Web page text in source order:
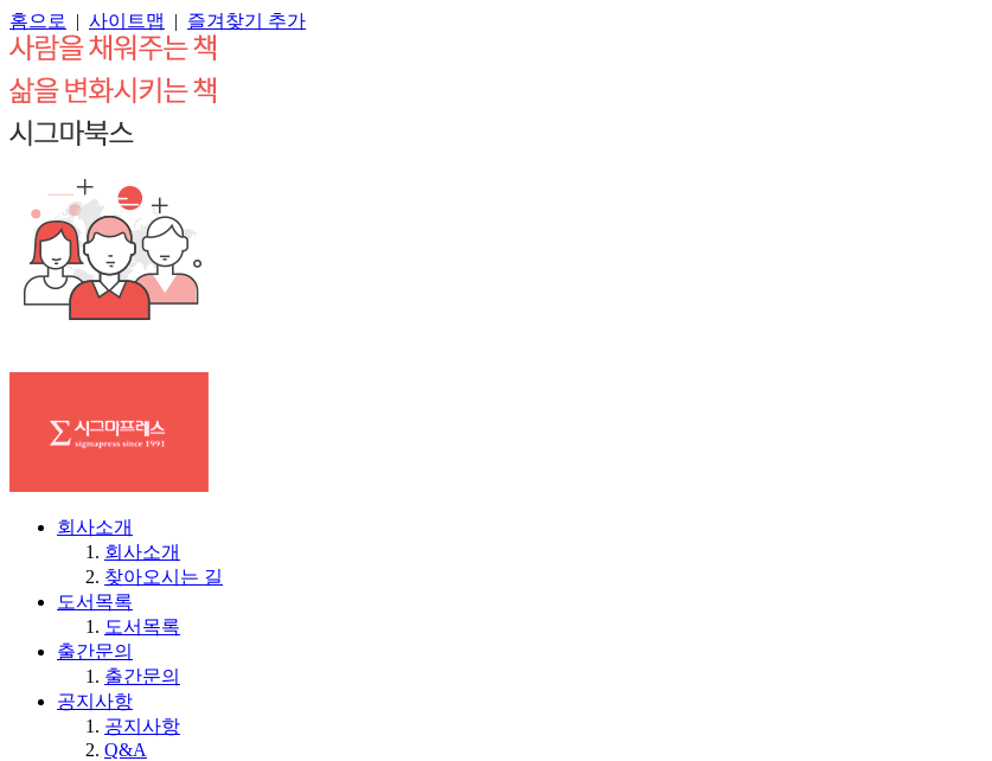
홈으로 | 사이트맵 | 즐겨찾기 추가
회사소개
회사소개
찾아오시는 길
도서목록
도서목록
출간문의
출간문의
공지사항
공지사항
Q&A